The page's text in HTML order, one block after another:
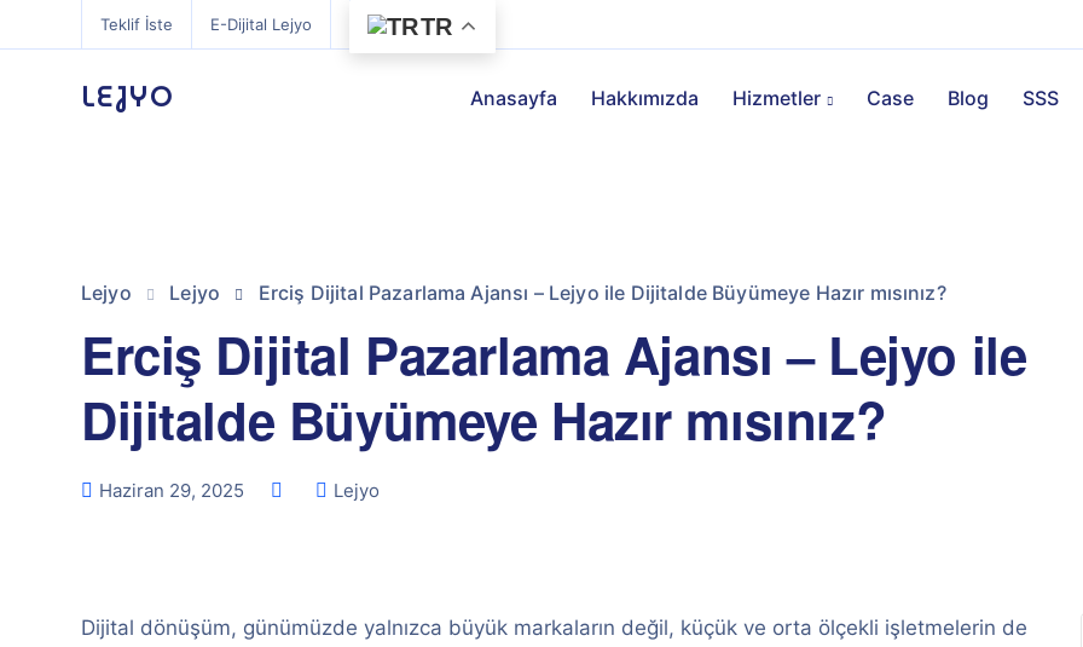
Teklif İste E-Dijital Lejyo TR
LEJYO Anasayfa Hakkımızda Hizmetler Case Blog SSS
Lejyo Lejyo Erciş Dijital Pazarlama Ajansı – Lejyo ile Dijitalde Büyümeye Hazır mısınız?
Erciş Dijital Pazarlama Ajansı – Lejyo ile
Dijitalde Büyümeye Hazır mısınız?
Haziran 29, 2025 Lejyo
Dijital dönüşüm, günümüzde yalnızca büyük markaların değil, küçük ve orta ölçekli işletmelerin de